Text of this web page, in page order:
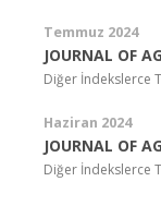
Temmuz 2024
JOURNAL OF
Diğer İndekslerce
Haziran 2024
JOURNAL OF
Diğer İndekslerce